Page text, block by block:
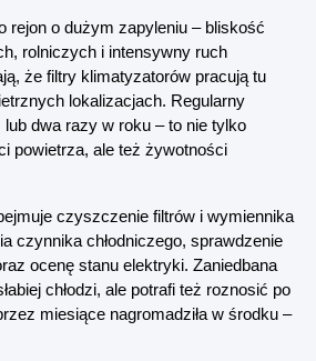
rejon o dużym zapyleniu – bliskość
rolniczych i intensywny ruch
że filtry klimatyzatorów pracują tu
lokalizacjach. Regularny
lub dwa razy w roku – to nie tylko
powietrza, ale też żywotności
czyszczenie filtrów i wymiennika
czynnika chłodniczego, sprawdzenie
ocenę stanu elektryki. Zaniedbana
chłodzi, ale potrafi też roznosić po
miesiące nagromadziła w środku –